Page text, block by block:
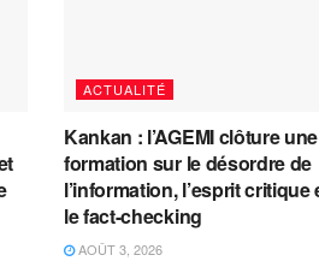
ACTUALITÉ
Kankan : l’AGEMI clôture une
formation sur le désordre de
l’information, l’esprit critique
le fact-checking
AOÛT 3, 2026